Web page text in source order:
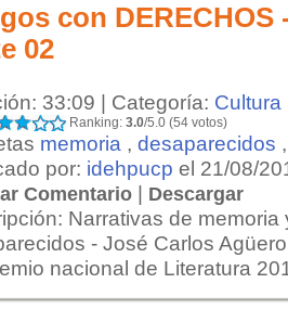
con DERECHOS
02
33:09 | Categoría: Cultura
Ranking: 3.0/5.0 (54 votos)
memoria , desaparecidos
por: idehpucp el 21/08/
Comentario | Descargar
Narrativas de
- José Carlos
nacional de Literatura